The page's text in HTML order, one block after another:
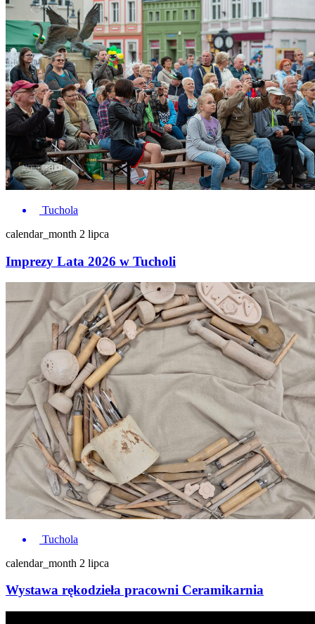
Tuchola
calendar_month 2 lipca
Imprezy Lata 2026 w Tucholi
Tuchola
calendar_month 2 lipca
Wystawa rękodzieła pracowni Ceramikarnia